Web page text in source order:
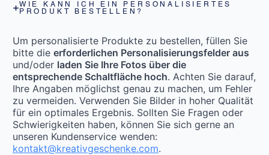
WIE KANN ICH EIN PERSONALISIERTES
PRODUKT BESTELLEN?
Um personalisierte Produkte zu bestellen, füllen Sie
bitte die erforderlichen Personalisierungsfelder aus
und/oder laden Sie Ihre Fotos über die
entsprechende Schaltfläche hoch. Achten Sie darauf,
Ihre Angaben möglichst genau zu machen, um Fehler
zu vermeiden. Verwenden Sie Bilder in hoher Qualität
für ein optimales Ergebnis. Sollten Sie Fragen oder
Schwierigkeiten haben, können Sie sich gerne an
unseren Kundenservice wenden:
kontakt@kreativgeschenke.com.